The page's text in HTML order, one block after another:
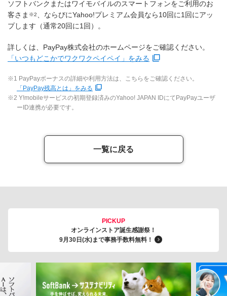
ソフトバンクまたはワイモバイルのスマートフォンをご利用のお
客さま ※2
、ならびにYahoo!プレミアム会員なら10回に1回にアッ
プします（通常20回に1回）。
詳しくは、PayPay株式会社のホームページをご確認ください。
「いつもどこかでワクワクペイペイ」をみる
※1 PayPayボーナスの詳細や利用方法は、こちらをご確認ください。
「PayPay残高とは」をみる
※2 Y!mobileサービスの初期登録済みのYahoo! JAPAN IDにてPayPayユーザ
ーID連携が必要です。
一覧に戻る
PICKUP
オンラインストア誕生感謝祭！
9月30日(水)まで事務手数料無料！